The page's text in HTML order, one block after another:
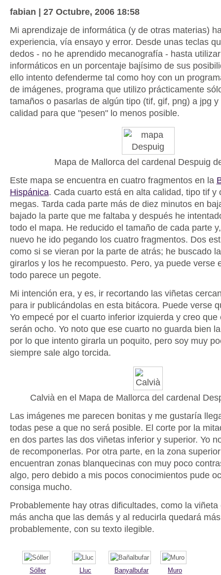
fabian | 27 Octubre, 2006 18:58
Mi aprendizaje de informática (y de otras materias)
experiencia, vía ensayo y error. Desde unas teclas
dedos - no he aprendido mecanografía - hasta
informáticos en un porcentaje bajísimo de sus
ello intento defenderme tal como hoy con un
de imágenes, programa que utilizo prácticamente
tamaños o pasarlas de algún tipo (tif, gif, png) a jpg y
calidad para que "pesen" lo menos posible.
Mapa de Mallorca del cardenal Despuig
Este mapa se encuentra en cuatro fragmentos en la
Hispánica. Cada cuarto está en alta calidad, tipo tif y
megas. Tarda cada parte más de diez minutos en
bajado la parte que me faltaba y después he
todo el mapa. He reducido el tamaño de cada parte
nuevo he ido pegando los cuatro fragmentos. Dos
como si se vieran por la parte de atrás; he buscado
girarlos y los he recompuesto. Pero, ya puede verse
todo parece un pegote.
Mi intención era, y es, ir recortando las viñetas
para ir publicándolas en esta bitácora. Puede verse
Yo empecé por el cuarto inferior izquierda y creo que
serán ocho. Yo noto que ese cuarto no guarda bien
por lo que intento girarla un poquito, pero soy muy
siempre sale algo torcida.
Calvià en el Mapa de Mallorca del cardenal
Las imágenes me parecen bonitas y me gustaría
todas pese a que no será posible. El corte por la
en dos partes las dos viñetas inferior y superior. Yo
de recomponerlas. Por otra parte, en la zona
encuentran zonas blanquecinas con muy poco
algo, pero debido a mis pocos conocimientos pude
consiga mucho.
Probablemente hay otras dificultades, como la
más ancha que las demás y al reducirla quedará
probablemente, con su texto ilegible.
Sóller Lluc Banyalbufar Muro